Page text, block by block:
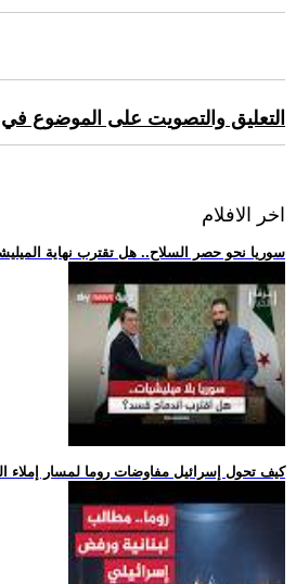
التعليق والتصويت على الموضوع
اخر الافلام
.. سوريا نحو حصر السلاح.. هل تقترب نهاية
.. كيف تحول إسرائيل مفاوضات روما لمسار إملاء